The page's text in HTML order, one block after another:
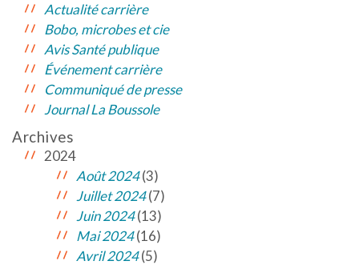
Actualité carrière
Bobo, microbes et cie
Avis Santé publique
Événement carrière
Communiqué de presse
Journal La Boussole
Archives
2024
Août 2024(3)
Juillet 2024(7)
Juin 2024(13)
Mai 2024(16)
Avril 2024(5)